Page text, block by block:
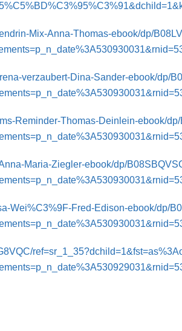
Mix-Anna-Thomas-ebook/dp/
verzaubert-Dina-Sander-ebook/dp/
Reminder-Thomas-Deinlein-ebook/
Maria-Ziegler-ebook/dp/
Wei%C3%9F-Fred-Edison-ebook/dp/